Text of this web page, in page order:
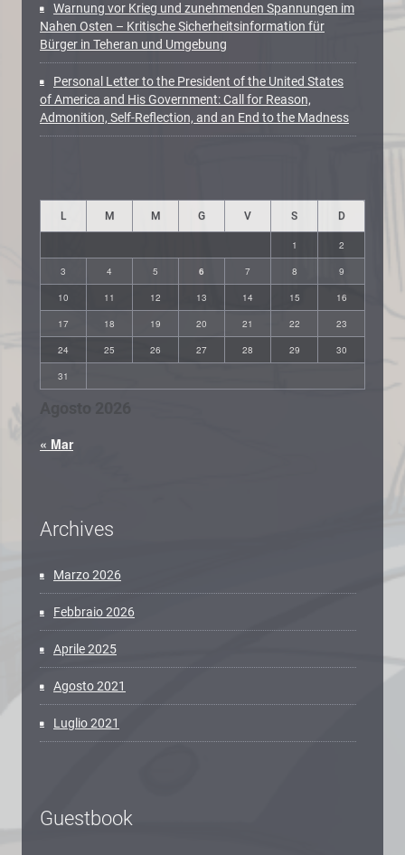
Warnung vor Krieg und zunehmenden Spannungen im
Nahen Osten – Kritische Sicherheitsinformation für
Bürger in Teheran und Umgebung
Personal Letter to the President of the United States
of America and His Government: Call for Reason,
Admonition, Self-Reflection, and an End to the Madness
L M M G V S D
1 2
3 4 5 6 7 8 9
10 11 12 13 14 15 16
17 18 19 20 21 22 23
24 25 26 27 28 29 30
31
« Mar
Archives
Marzo 2026
Febbraio 2026
Aprile 2025
Agosto 2021
Luglio 2021
Guestbook